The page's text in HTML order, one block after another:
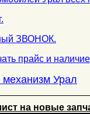
ЗВОНОК.
прайс и
механизм Урал
на новые